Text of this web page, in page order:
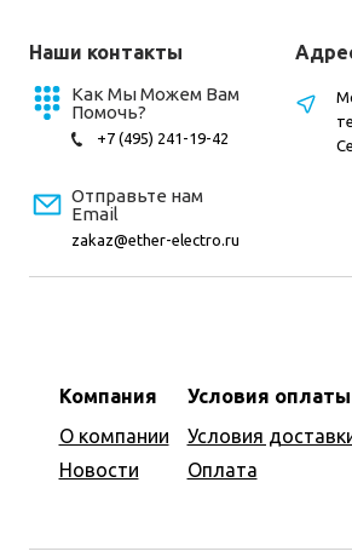
Наши контакты
Как Мы Можем Вам
Помочь?
+7 (495) 241-19-42
Отправьте нам
Email
zakaz@ether-electro.ru
Компания
О компании
Новости
Условия оплаты
Условия
Оплата